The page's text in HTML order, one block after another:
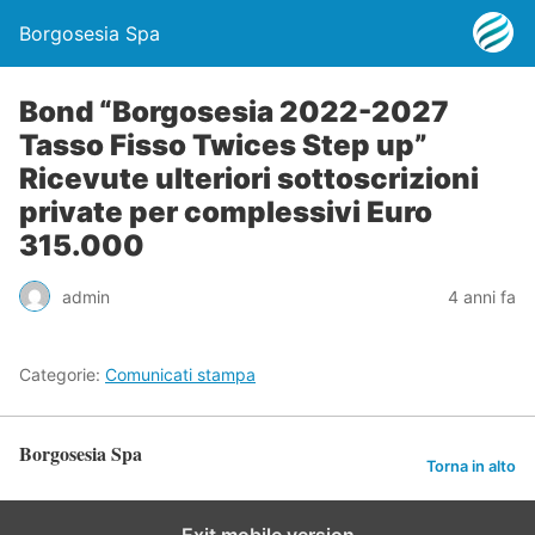
Borgosesia Spa
Bond “Borgosesia 2022-2027
Tasso Fisso Twices Step up”
Ricevute ulteriori sottoscrizioni
private per complessivi Euro
315.000
admin 4 anni fa
Categorie: Comunicati stampa
Borgosesia Spa Torna in alto